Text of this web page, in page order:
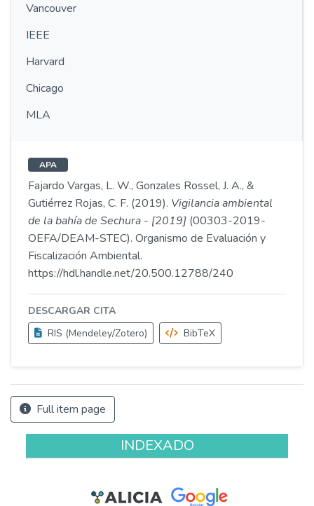
Vancouver
IEEE
Harvard
Chicago
MLA
APA
Fajardo Vargas, L. W., Gonzales Rossel, J. A., &
Gutiérrez Rojas, C. F. (2019). Vigilancia ambiental
de la bahía de Sechura - [2019] (00303-2019-
OEFA/DEAM-STEC). Organismo de Evaluación y
Fiscalización Ambiental.
https://hdl.handle.net/20.500.12788/240
DESCARGAR CITA
RIS (Mendeley/Zotero)
BibTeX
Full item page
INDEXADO